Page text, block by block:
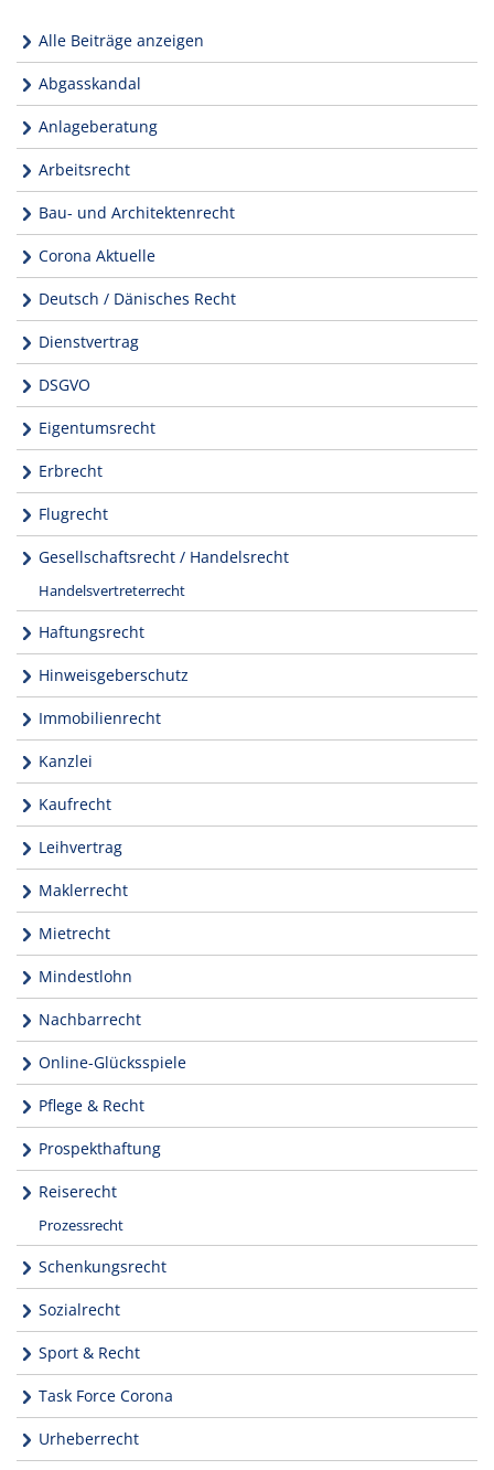
Alle Beiträge anzeigen
Abgasskandal
Anlageberatung
Arbeitsrecht
Bau- und Architektenrecht
Corona Aktuelle
Deutsch / Dänisches Recht
Dienstvertrag
DSGVO
Eigentumsrecht
Erbrecht
Flugrecht
Gesellschaftsrecht / Handelsrecht
Handelsvertreterrecht
Haftungsrecht
Hinweisgeberschutz
Immobilienrecht
Kanzlei
Kaufrecht
Leihvertrag
Maklerrecht
Mietrecht
Mindestlohn
Nachbarrecht
Online-Glücksspiele
Pflege & Recht
Prospekthaftung
Reiserecht
Prozessrecht
Schenkungsrecht
Sozialrecht
Sport & Recht
Task Force Corona
Urheberrecht